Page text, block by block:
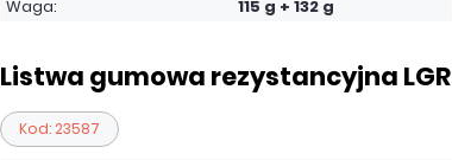
Waga:
115 g + 132 g
Listwa gumowa rezystancyjna LGR
Kod: 23587